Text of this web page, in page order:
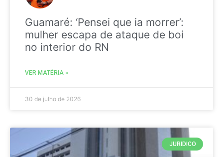
Guamaré: ‘Pensei que ia morrer’:
mulher escapa de ataque de boi
no interior do RN
VER MATÉRIA »
30 de julho de 2026
JURIDICO